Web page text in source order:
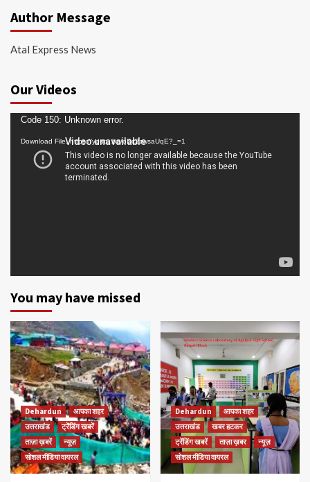
Author Message
Atal Express News
Our Videos
Video
Player
Code 150: Unknown error.
Download File: https://youtu.be/oDc2zwsaUqE?_=1
You may have missed
Dehardun
आपका शहर
उत्तराखंड
ट्रेंडिंग खबरें
ताज़ा ख़बरें
न्यूज़
सोशल मीडिया वायरल
Dehardun
आपका शहर
उत्तराखंड
खबर हटकर
ट्रेंडिंग खबरें
ताज़ा ख़बर
न्यूज़
सोशल मीडिया वायरल